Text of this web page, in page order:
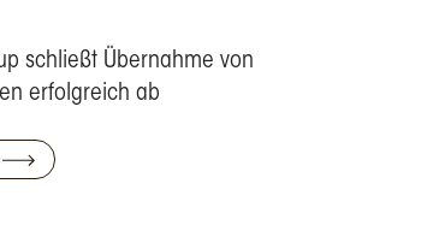
schließt Übernahme von
erfolgreich ab